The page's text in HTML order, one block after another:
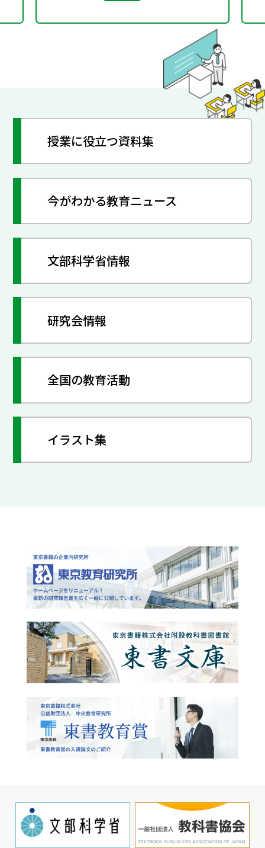
授業に役立つ資料集
今がわかる教育ニュース
文部科学省情報
研究会情報
全国の教育活動
イラスト集